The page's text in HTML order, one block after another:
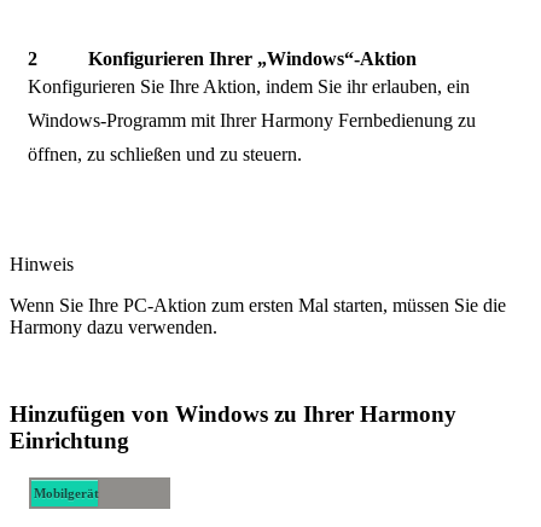
Konfigurieren Ihrer „Windows“-Aktion
Konfigurieren Sie Ihre Aktion, indem Sie ihr erlauben, ein
Windows-Programm mit Ihrer Harmony Fernbedienung zu
öffnen, zu schließen und zu steuern.
Hinweis
Wenn Sie Ihre PC-Aktion zum ersten Mal starten, müssen Sie die
Harmony dazu verwenden.
Hinzufügen von Windows zu Ihrer Harmony
Einrichtung
Mobilgerät